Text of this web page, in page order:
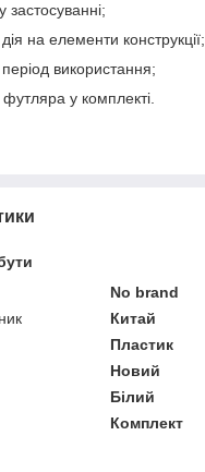
застосуванні;
на елементи конструкції;
використання;
футляра у комплекті.
No brand
Китай
Пластик
Новий
Білий
Комплект